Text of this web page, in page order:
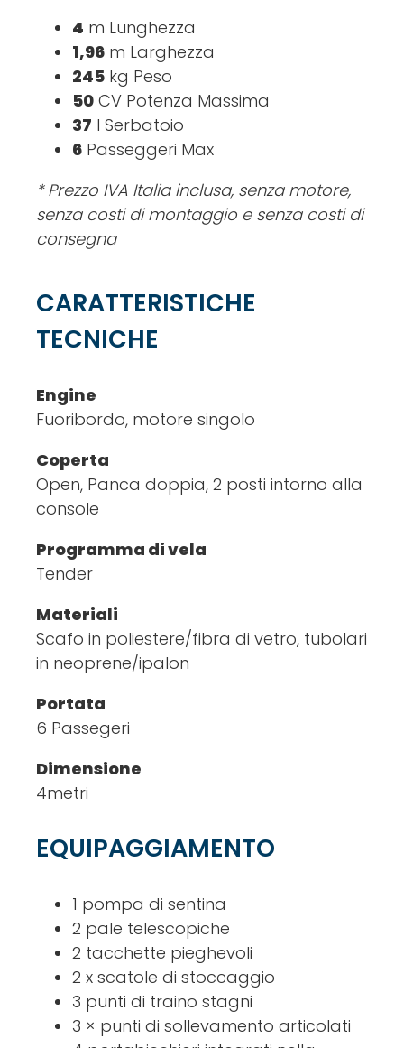
4 m Lunghezza
1,96 m Larghezza
245 kg Peso
50 CV Potenza Massima
37 l Serbatoio
6 Passeggeri Max
* Prezzo IVA Italia inclusa, senza motore,
senza costi di montaggio e senza costi di
consegna
CARATTERISTICHE
TECNICHE
Engine
Fuoribordo, motore singolo
Coperta
Open, Panca doppia, 2 posti intorno alla
console
Programma di vela
Tender
Materiali
Scafo in poliestere/fibra di vetro, tubolari
in neoprene/ipalon
Portata
6 Passegeri
Dimensione
4metri
EQUIPAGGIAMENTO
1 pompa di sentina
2 pale telescopiche
2 tacchette pieghevoli
2 x scatole di stoccaggio
3 punti di traino stagni
3 × punti di sollevamento articolati